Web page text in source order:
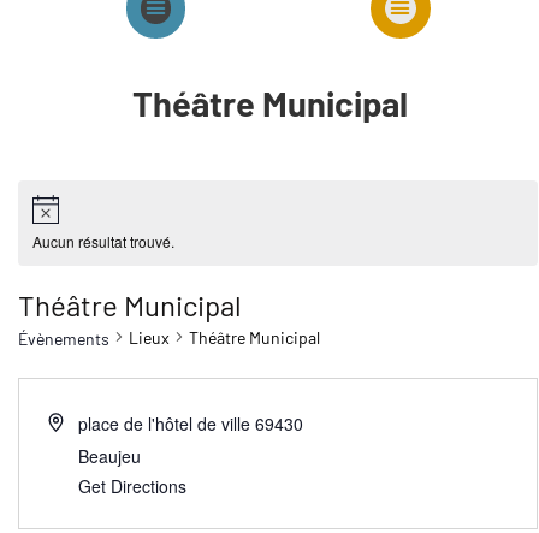
Théâtre Municipal
Aucun résultat trouvé.
Théâtre Municipal
Évènements Lieux Théâtre Municipal
place de l'hôtel de ville 69430
Beaujeu
Get Directions